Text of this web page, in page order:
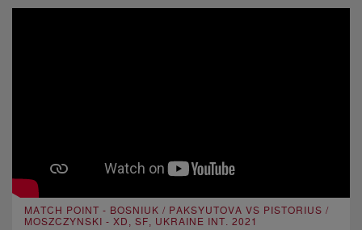
MATCH POINT - BOSNIUK / PAKSYUTOVA VS PISTORIUS /
MOSZCZYNSKI - XD, SF, UKRAINE INT. 2021